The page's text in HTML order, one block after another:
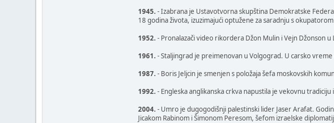
1945. - Izabrana je Ustavotvorna skupština Demokratske
18 godina života, izuzimajući optužene za saradnju s
1952. - Pronalazači video rikordera Džon Mulin i Vejn Džonson
1961. - Staljingrad je preimenovan u Volgograd. U carsko vreme
1987. - Boris Jeljcin je smenjen s položaja šefa moskovskih
1992. - Engleska anglikanska crkva napustila je vekovnu
2004. - Umro je dugogodišnji palestinski lider Jaser Arafat.
Jicakom Rabinom i Šimonom Peresom, šefom izraelske